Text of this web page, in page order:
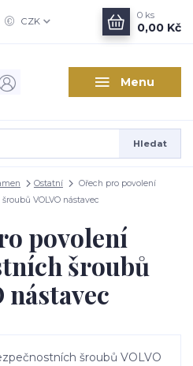
Menu
CZK
Hledat
0 ks
0,00 Kč
Ostatní
Ořech pro povolení
VOLVO nástavec
povolení
šroubů
nástavec